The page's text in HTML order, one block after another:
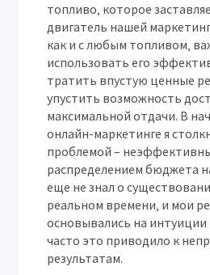
топливо‚ которое
двигатель нашей
как и с любым топливом‚
использовать его
тратить впустую ценные
упустить возможность
максимальной отдачи. В
онлайн-маркетинге я
проблемой –
распределением бюджета
еще не знал о
реальном времени‚ и мои
основывались на интуиции
часто это приводило к
результатам.